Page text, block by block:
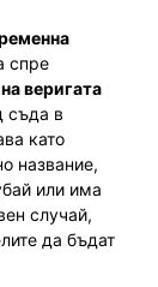
спре
веригата
съда в
като
название,
или има
случай,
да бъдат